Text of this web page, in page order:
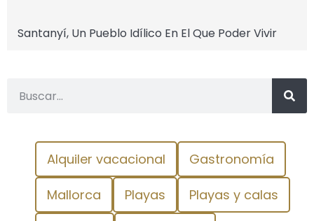
Santanyí, Un Pueblo Idílico En El Que Poder Vivir
Alquiler vacacional Gastronomía
Mallorca Playas Playas y calas